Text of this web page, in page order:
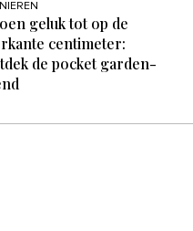
geluk tot op de
centimeter:
de pocket garden-